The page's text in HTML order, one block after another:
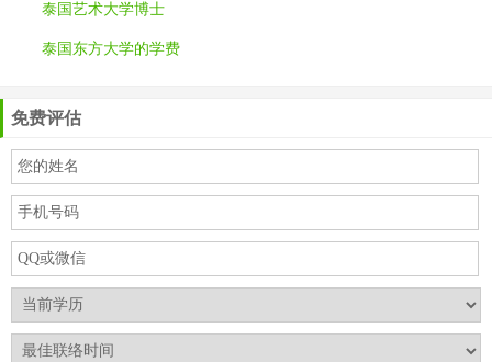
泰国艺术大学博士
泰国东方大学的学费
免费评估